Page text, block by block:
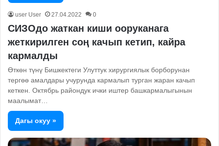
user User 27.04.2022 0
СИЗОдо жаткан киши ооруканага
жеткирилген соң качып кетип, кайра
кармалды
Өткөн түнү Бишкектеги Улуттук хирургиялык борборунан
тергөө амалдары учурунда кармалып турган жаран качып
кеткен. Октябрь райондук ички иштер башкармалыгынын
маалымат…
Дагы окуу »